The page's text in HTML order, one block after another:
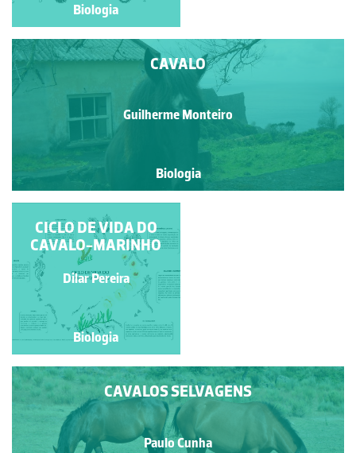
Biologia
CAVALO
Guilherme Monteiro
Biologia
Biologia
HIPPOCAMPUS
GUTTULATUS,
CUVIER, 1829
(MACHO)
Dilar Pereira
Biologia
CICLO DE VIDA DO
CAVALO-MARINHO
Dilar Pereira
Biologia
CAVALOS SELVAGENS
Paulo Cunha